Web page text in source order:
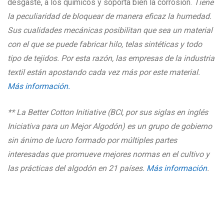
desgaste, a los químicos y soporta bien la corrosión. Tiene
la peculiaridad de bloquear de manera eficaz la humedad.
Sus cualidades mecánicas posibilitan que sea un material
con el que se puede fabricar hilo, telas sintéticas y todo
tipo de tejidos. Por esta razón, las empresas de la industria
textil estánapostando cada vez más por este material.
Más información.
** La Better Cotton Initiative (BCI, por sus siglas en inglés
Iniciativa para un Mejor Algodón) es un grupo de gobierno
sin ánimo de lucro formado por múltiples partes
interesadas que promueve mejores normas en el cultivo y
las prácticas del algodón en 21 países. Más información.